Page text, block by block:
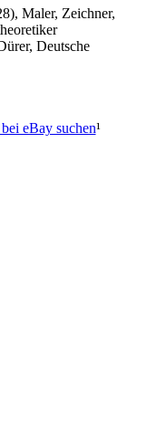
Maler, Zeichner,
Deutsche
eBay suchen¹